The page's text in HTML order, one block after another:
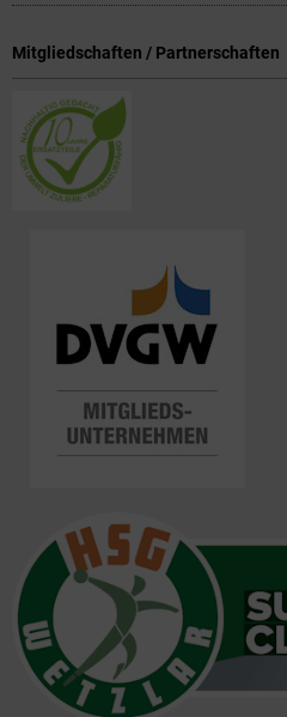
Mitgliedschaften / Partnerschaften